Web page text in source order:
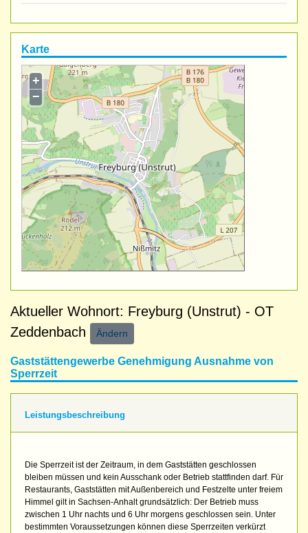
Karte
+
−
Aktueller Wohnort: Freyburg (Unstrut) - OT
Zeddenbach
Ändern
Gaststättengewerbe Genehmigung Ausnahme von
Sperrzeit
Leistungsbeschreibung
Die Sperrzeit ist der Zeitraum, in dem Gaststätten geschlossen
bleiben müssen und kein Ausschank oder Betrieb stattfinden darf. Für
Restaurants, Gaststätten mit Außenbereich und Festzelte unter freiem
Himmel gilt in Sachsen-Anhalt grundsätzlich: Der Betrieb muss
zwischen 1 Uhr nachts und 6 Uhr morgens geschlossen sein. Unter
bestimmten Voraussetzungen können diese Sperrzeiten verkürzt